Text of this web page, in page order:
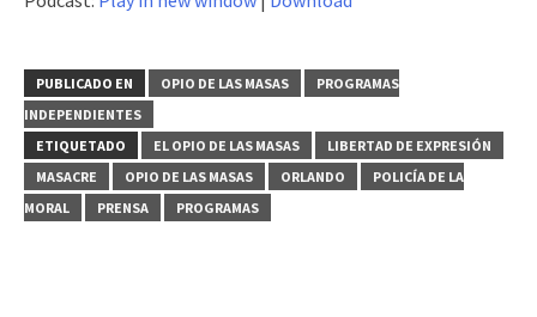
audio
PUBLICADO EN OPIO DE LAS MASAS
PROGRAMAS
INDEPENDIENTES
ETIQUETADO
EL OPIO DE LAS MASAS
LIBERTAD DE EXPRESIÓN
MASACRE
OPIO DE LAS MASAS ORLANDO
POLICÍA DE LA
MORAL
PRENSA PROGRAMAS